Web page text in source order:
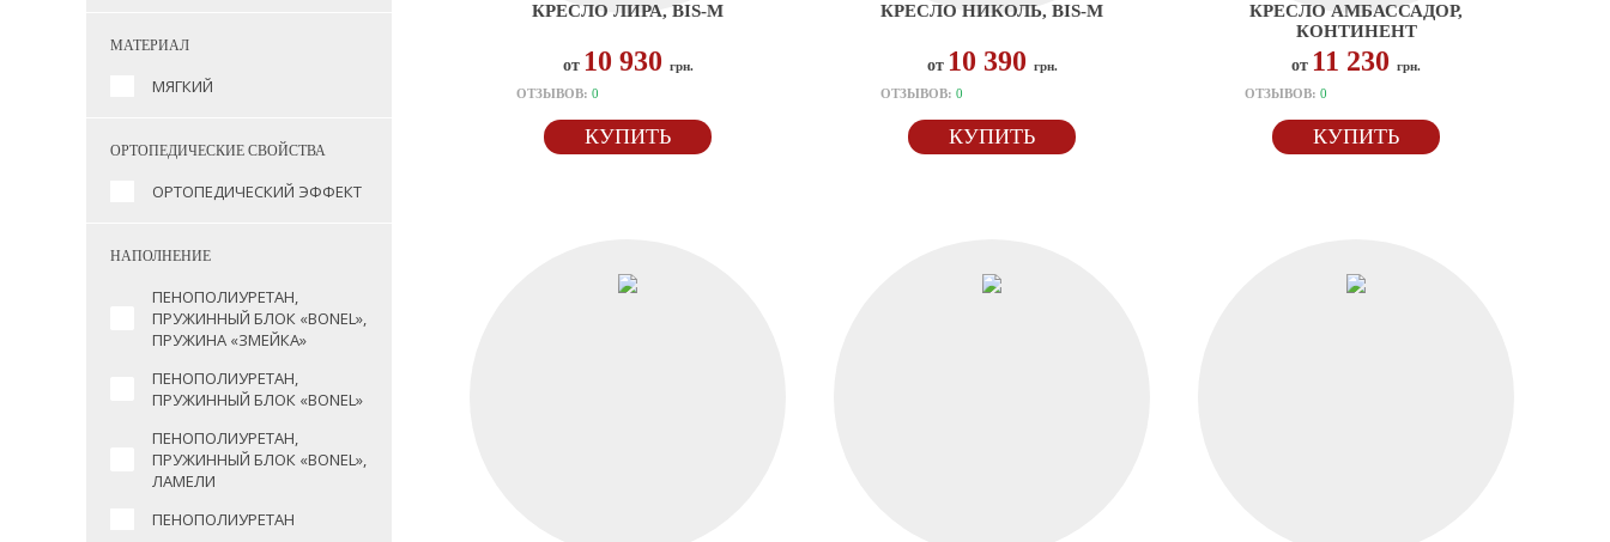
МАТЕРИАЛ
МЯГКИЙ
ОРТОПЕДИЧЕСКИЕ СВОЙСТВА
ОРТОПЕДИЧЕСКИЙ ЭФФЕКТ
НАПОЛНЕНИЕ
ПЕНОПОЛИУРЕТАН,
ПРУЖИННЫЙ БЛОК «BONEL»,
ПРУЖИНА «ЗМЕЙКА»
ПЕНОПОЛИУРЕТАН,
ПРУЖИННЫЙ БЛОК «BONEL»
ПЕНОПОЛИУРЕТАН,
ПРУЖИННЫЙ БЛОК «BONEL»,
ЛАМЕЛИ
ПЕНОПОЛИУРЕТАН
КРЕСЛО ЛИРА, BIS-M
от 10 930 грн.
ОТЗЫВОВ: 0
КУПИТЬ
КРЕСЛО НИКОЛЬ, BIS-M
от 10 390 грн.
ОТЗЫВОВ: 0
КУПИТЬ
КРЕСЛО АМБАССАДОР,
КОНТИНЕНТ
от 11 230 грн.
ОТЗЫВОВ: 0
КУПИТЬ